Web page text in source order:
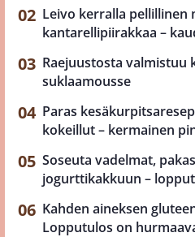
Leivo kerralla pellillinen
kantarellipiirakkaa –
Raejuustosta valmistuu
suklaamousse
Paras
kokeillut – kermainen
Soseuta vadelmat,
jogurttikakkuun –
Kahden aineksen
Lopputulos on